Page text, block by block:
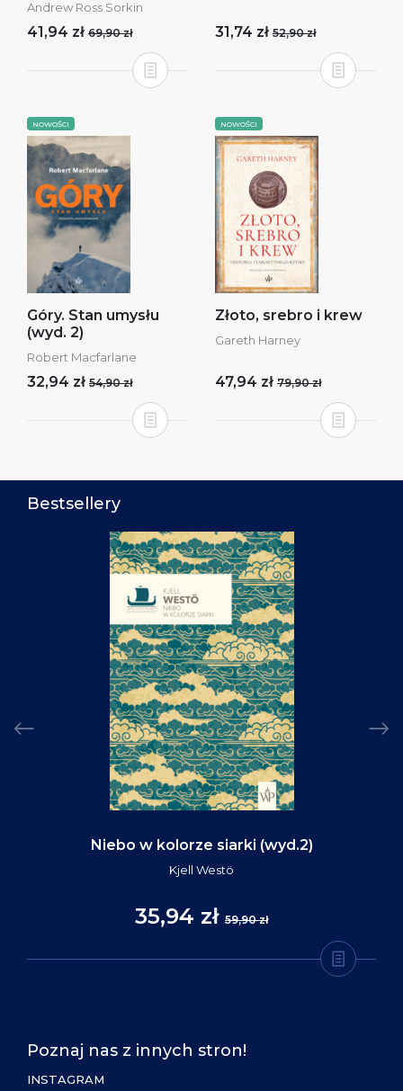
Andrew Ross Sorkin
41,94 zł 69,90 zł 31,74 zł 52,90 zł
NOWOŚCI
Góry. Stan umysłu
(wyd. 2)
Robert Macfarlane
32,94 zł 54,90 zł
NOWOŚCI
Złoto, srebro i krew
Gareth Harney
47,94 zł 79,90 zł
Bestsellery
Niebo w kolorze siarki (wyd.2)
Kjell Westö
35,94 zł 59,90 zł
Poznaj nas z innych stron!
INSTAGRAM